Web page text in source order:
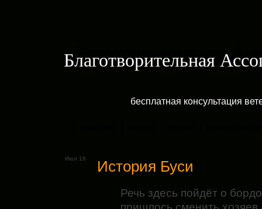
Благотворительная
бесплатная консультация
Июл 18 История Буси
Речь здесь пойдёт о